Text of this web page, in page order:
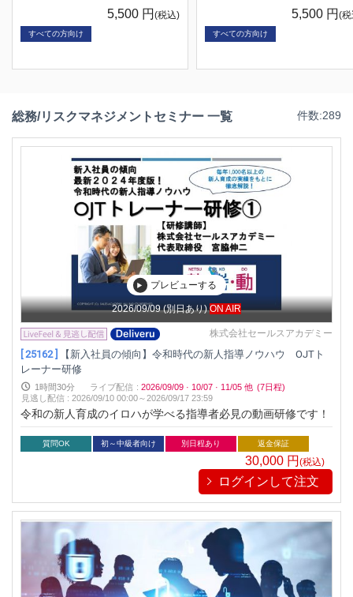
5,500 円(税込)
すべての方向け
5,500 円(
すべての方向け
総務/リスクマネジメントセミナー 一覧 件数:289
プレビューする
2026/09/09 (別日あり) ON AIR
株式会社セールスアカデミー
[ 25162 ]
【新入社員の傾向】令和時代の新人指導ノウハウ OJTト
レーナー研修
1時間30分 ライブ配信 : 2026/09/09 · 10/07 · 11/05 他 (7日程)
見逃し配信 :2026/09/10 00:00～2026/09/17 23:59
令和の新人育成のイロハが学べる指導者必見の動画研修です！
質問OK 初～中級者向け 別日程あり 返金保証
30,000 円(税込)
ログインして注文